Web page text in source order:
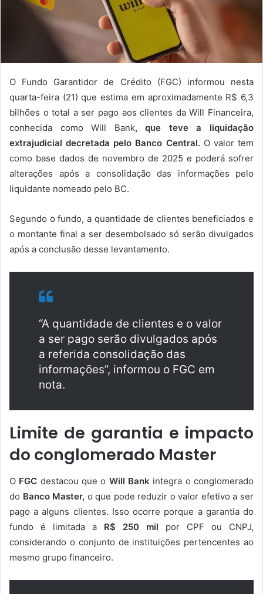
O Fundo Garantidor de Crédito (FGC) informou nesta
quarta-feira (21) que estima em aproximadamente R$ 6,3
bilhões o total a ser pago aos clientes da Will Financeira,
conhecida como Will Bank, que teve a liquidação
extrajudicial decretada pelo Banco Central. O valor tem
como base dados de novembro de 2025 e poderá sofrer
alterações após a consolidação das informações pelo
liquidante nomeado pelo BC.
Segundo o fundo, a quantidade de clientes beneficiados e
o montante final a ser desembolsado só serão divulgados
após a conclusão desse levantamento.
“A quantidade de clientes e o valor
a ser pago serão divulgados após
a referida consolidação das
informações”, informou o FGC em
nota.
Limite de garantia e impacto
do conglomerado Master
O FGC destacou que o Will Bank integra o conglomerado
do Banco Master, o que pode reduzir o valor efetivo a ser
pago a alguns clientes. Isso ocorre porque a garantia do
fundo é limitada a R$ 250 mil por CPF ou CNPJ,
considerando o conjunto de instituições pertencentes ao
mesmo grupo financeiro.